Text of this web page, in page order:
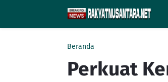
Beranda
Perkuat